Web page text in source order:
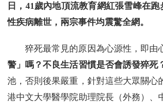
日，41歲內地頂流教育網紅張雪峰在
性疾病離世，兩宗事件均震驚全網。
猝死最常見的原因為心源性，即由
警」嗎？不良生活習慣是否會誘發猝死
池，否則後果嚴重，針對這些大眾關
港中文大學醫學院助理院長（外務）